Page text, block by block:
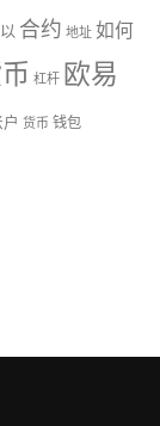
合约 地址 如何
杠杆 欧易
货币 钱包